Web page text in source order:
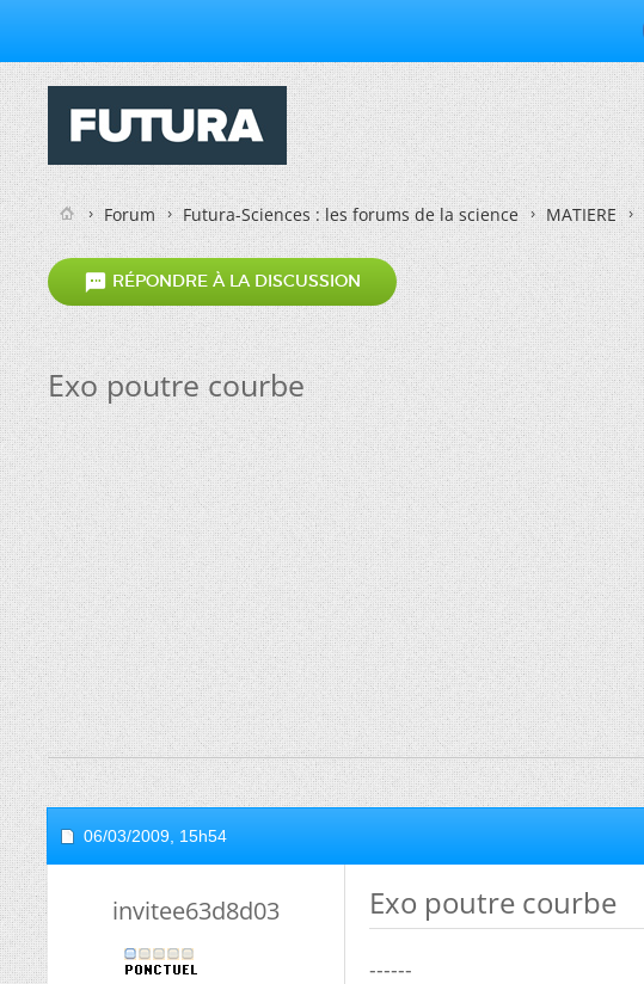
Forum Futura-Sciences : les forums de la science MATIERE
 RÉPONDRE À LA DISCUSSION
Exo poutre courbe
06/03/2009, 15h54
invitee63d8d03 Exo poutre courbe
------